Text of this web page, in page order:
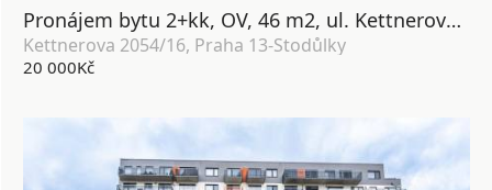
Pronájem bytu 2+kk, OV, 46 m2, ul. Kettnerova 2054/16, Praha 13 - Luka
Kettnerova 2054/16, Praha 13-Stodůlky
20 000Kč